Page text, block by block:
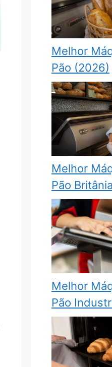
Melhor
Pão (2026)
Melhor
Pão
Melhor
Pão